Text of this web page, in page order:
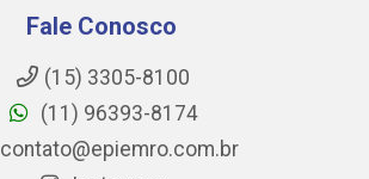
Fale Conosco
(15) 3305-8100
(11) 96393-8174
contato@epiemro.com.br